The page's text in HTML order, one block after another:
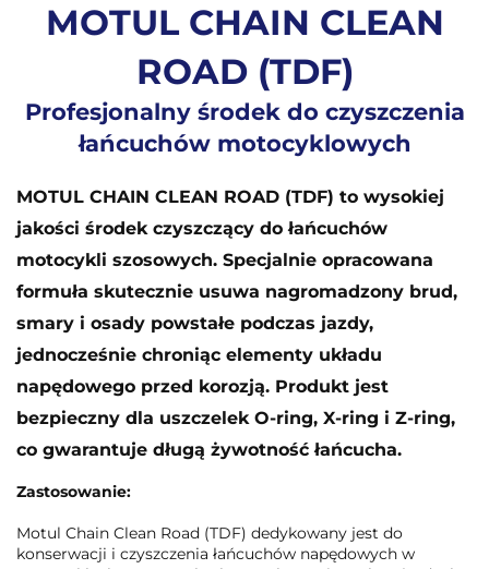
MOTUL CHAIN CLEAN
ROAD (TDF)
Profesjonalny środek do czyszczenia
łańcuchów motocyklowych
MOTUL CHAIN CLEAN ROAD (TDF) to wysokiej
jakości środek czyszczący do łańcuchów
motocykli szosowych. Specjalnie opracowana
formuła skutecznie usuwa nagromadzony brud,
smary i osady powstałe podczas jazdy,
jednocześnie chroniąc elementy układu
napędowego przed korozją. Produkt jest
bezpieczny dla uszczelek O-ring, X-ring i Z-ring,
co gwarantuje długą żywotność łańcucha.
Zastosowanie:
Motul Chain Clean Road (TDF) dedykowany jest do
konserwacji i czyszczenia łańcuchów napędowych w